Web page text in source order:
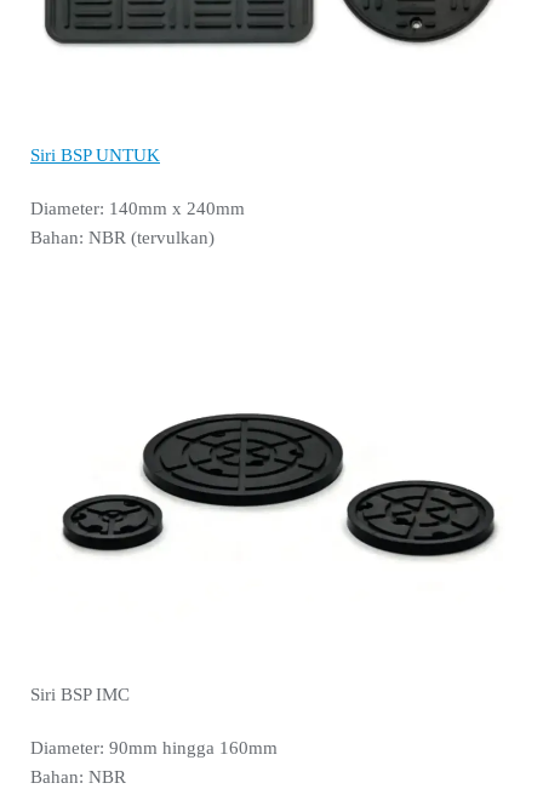
Siri BSP UNTUK
Diameter: 140mm x 240mm
Bahan: NBR (tervulkan)
Siri BSP IMC
Diameter: 90mm hingga 160mm
Bahan: NBR